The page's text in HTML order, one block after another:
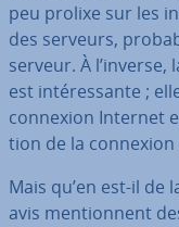
peu prolixe sur les
des serveurs,
serveur. À l’inverse,
est in­té­res­sante ;
connexion Internet
tion de la connexion
Mais qu’en est-il de
avis men­tion­nent